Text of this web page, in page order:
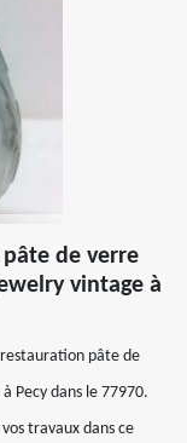
de verre
vintage à
pâte de
Pecy dans le 77970.
travaux dans ce